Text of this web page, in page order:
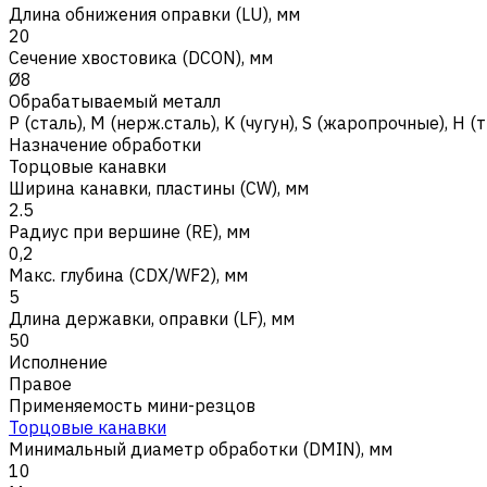
Длина обнижения оправки (LU), мм
20
Сечение хвостовика (DCON), мм
Ø8
Обрабатываемый металл
Р (сталь), M (нерж.сталь), K (чугун), S (жаропрочные), H
Назначение обработки
Торцовые канавки
Ширина канавки, пластины (CW), мм
2.5
Радиус при вершине (RE), мм
0,2
Макс. глубина (CDX/WF2), мм
5
Длина державки, оправки (LF), мм
50
Исполнение
Правое
Применяемость мини-резцов
Торцовые канавки
Минимальный диаметр обработки (DMIN), мм
10